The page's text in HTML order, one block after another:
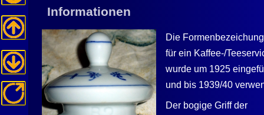
Informationen
Die
für ein Kaffee-/
wurde um 1925
und bis 1939/40
Der bogige Griff der